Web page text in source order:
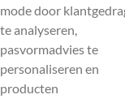
mode door
te analyseren,
pasvormadvies te
personaliseren en
producten